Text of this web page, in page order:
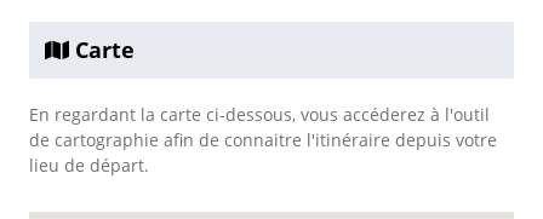
Carte
En regardant la carte ci-dessous, vous accéderez à l'outil
de cartographie afin de connaitre l'itinéraire depuis votre
lieu de départ.